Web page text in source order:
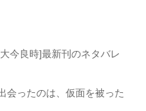
今良時]最新刊のネタバレ
会ったのは、仮面を被った